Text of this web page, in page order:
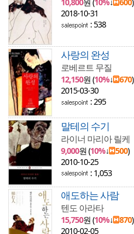
2018-10-31
: 538
사랑의 완성
로베르트 무질
12,150원 (10%↓ 670)
2015-03-30
: 295
말테의 수기
라이너 마리아 릴케
9,000원 (10%↓ 500)
2010-10-25
: 1,053
애도하는 사람
텐도 아라타
15,750원 (10%↓ 870)
2010-02-05